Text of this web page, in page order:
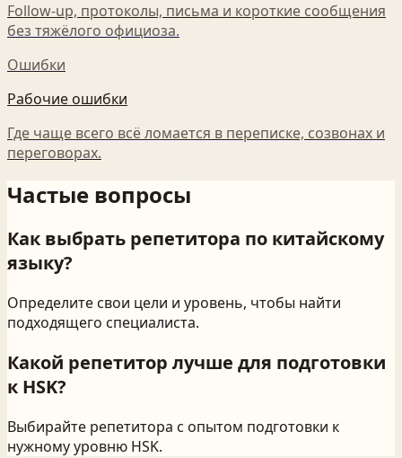
Follow-up, протоколы, письма и короткие сообщения
без тяжёлого официоза.
Ошибки
Рабочие ошибки
Где чаще всего всё ломается в переписке, созвонах и
переговорах.
Частые вопросы
Как выбрать репетитора по китайскому
языку?
Определите свои цели и уровень, чтобы найти
подходящего специалиста.
Какой репетитор лучше для подготовки
к HSK?
Выбирайте репетитора с опытом подготовки к
нужному уровню HSK.